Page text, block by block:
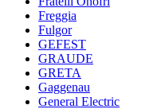
Freggia
Fulgor
GEFEST
GRAUDE
GRETA
Gaggenau
General Electric